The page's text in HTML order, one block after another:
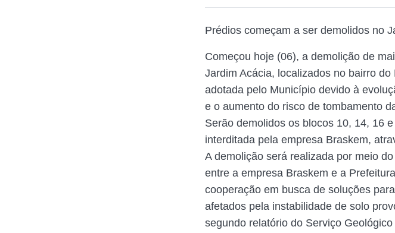
Prédios começam a ser demolidos no
Começou hoje (06), a demolição de
Jardim Acácia, localizados no bairro
adotada pelo Município devido à
e o aumento do risco de tombamento
Serão demolidos os blocos 10, 14, 16
interditada pela empresa Braskem,
A demolição será realizada por meio
entre a empresa Braskem e a
cooperação em busca de soluções
afetados pela instabilidade de solo
segundo relatório do Serviço